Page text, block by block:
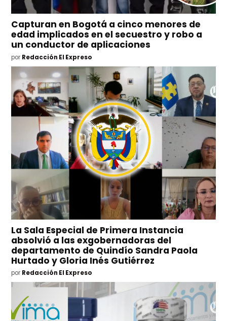
Capturan en Bogotá a cinco menores de
edad implicados en el secuestro y robo a
un conductor de aplicaciones
por Redacción El Expreso
La Sala Especial de Primera Instancia
absolvió a las exgobernadoras del
departamento de Quindío Sandra Paola
Hurtado y Gloria Inés Gutiérrez
por Redacción El Expreso